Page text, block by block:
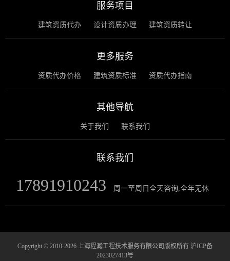
服务项目
建筑资质代办 设计资质办理 建筑资质转让
更多服务
资质代办价格 建筑资质标准 资质代办指南
其他导航
关于我们 联系我们
联系我们
17891910243 周一至周日全天咨询,全年无休
Copyright © 2010-2026 上海程瀚工程技术服务有限公司版权所有 沪ICP备
2023027413号